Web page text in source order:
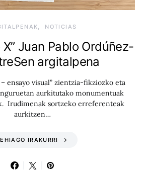
NOTICIAS
Juan Pablo Ordúñez-
argitalpena
ensayo visual” zientzia-fikziozko eta
aurkitutako monumentuak
Irudimenak sortzeko erreferenteak
aurkitzen…
IRAKURRI